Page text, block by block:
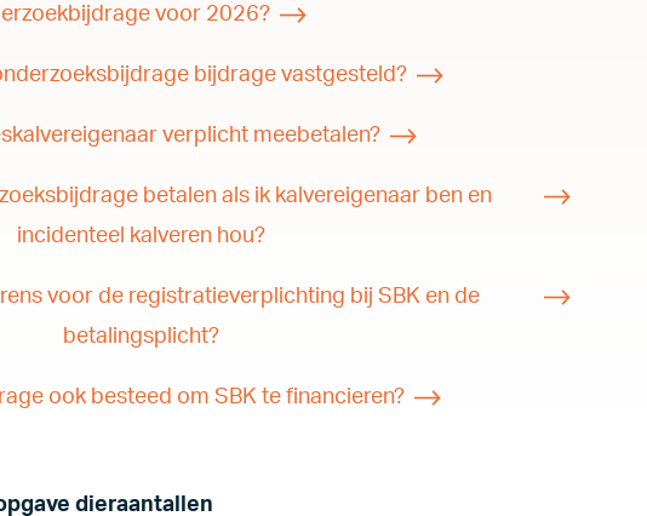
voor 2026?
bijdrage vastgesteld?
verplicht meebetalen?
betalen als ik kalvereigenaar ben en
incidenteel kalveren hou?
voor de registratieverplichting bij SBK en de
betalingsplicht?
ook besteed om SBK te financieren?
dieraantallen